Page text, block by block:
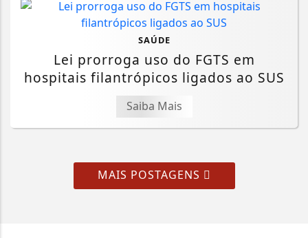
SAÚDE
Lei prorroga uso do FGTS em
hospitais filantrópicos ligados ao SUS
Saiba Mais
MAIS POSTAGENS